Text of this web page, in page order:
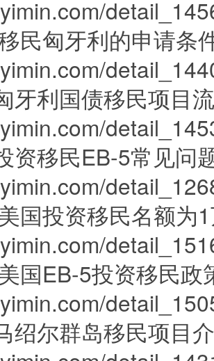
民匈牙利的申请条
牙利国债移民项目
资移民EB-5常见问
国投资移民名额为
国EB-5投资移民政
绍尔群岛移民项目